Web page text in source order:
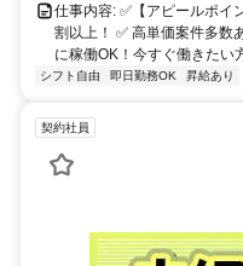
仕事内容: ✅【アピールポイ
割以上！ ✅ 高単価案件多数
に稼働OK！今すぐ働きたい
シフト自由 即日勤務OK 昇給あり
契約社員